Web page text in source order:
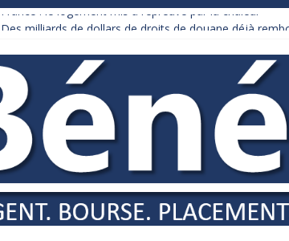
France : le logement mis à l’épreuve par la chaleur
Royaume-Uni : Andy Burnham recule sur l’impôt
Xavier Niel, le milliardaire qui ne touche presque rien
Ruée des fortunes russes vers l’étranger